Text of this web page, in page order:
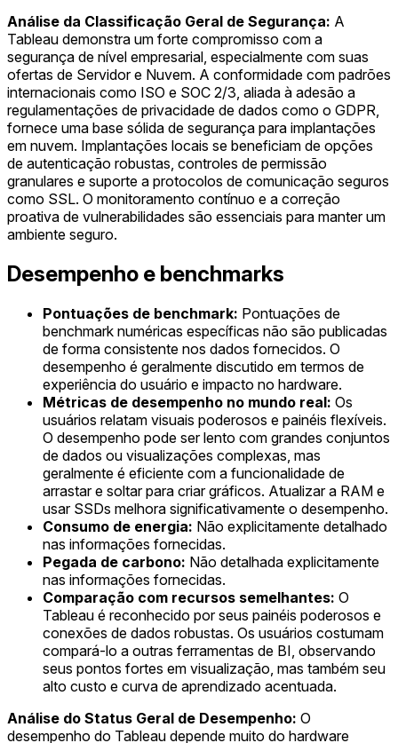
Análise da Classificação Geral de Segurança: A
Tableau demonstra um forte compromisso com a
segurança de nível empresarial, especialmente com suas
ofertas de Servidor e Nuvem. A conformidade com padrões
internacionais como ISO e SOC 2/3, aliada à adesão a
regulamentações de privacidade de dados como o GDPR,
fornece uma base sólida de segurança para implantações
em nuvem. Implantações locais se beneficiam de opções
de autenticação robustas, controles de permissão
granulares e suporte a protocolos de comunicação seguros
como SSL. O monitoramento contínuo e a correção
proativa de vulnerabilidades são essenciais para manter um
ambiente seguro.
Desempenho e benchmarks
Pontuações de benchmark: Pontuações de
benchmark numéricas específicas não são publicadas
de forma consistente nos dados fornecidos. O
desempenho é geralmente discutido em termos de
experiência do usuário e impacto no hardware.
Métricas de desempenho no mundo real: Os
usuários relatam visuais poderosos e painéis flexíveis.
O desempenho pode ser lento com grandes conjuntos
de dados ou visualizações complexas, mas
geralmente é eficiente com a funcionalidade de
arrastar e soltar para criar gráficos. Atualizar a RAM e
usar SSDs melhora significativamente o desempenho.
Consumo de energia: Não explicitamente detalhado
nas informações fornecidas.
Pegada de carbono: Não detalhada explicitamente
nas informações fornecidas.
Comparação com recursos semelhantes: O
Tableau é reconhecido por seus painéis poderosos e
conexões de dados robustas. Os usuários costumam
compará-lo a outras ferramentas de BI, observando
seus pontos fortes em visualização, mas também seu
alto custo e curva de aprendizado acentuada.
Análise do Status Geral de Desempenho: O
desempenho do Tableau depende muito do hardware